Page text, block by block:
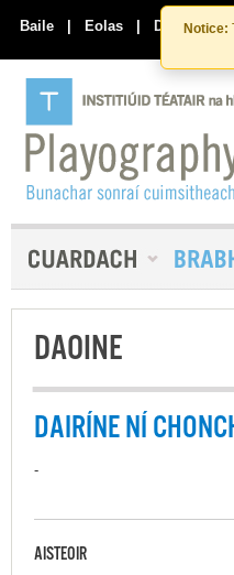
Notice:
Baile | Eolas | Déan
DAOINE
DAIRÍNE NÍ
-
AISTEOIR